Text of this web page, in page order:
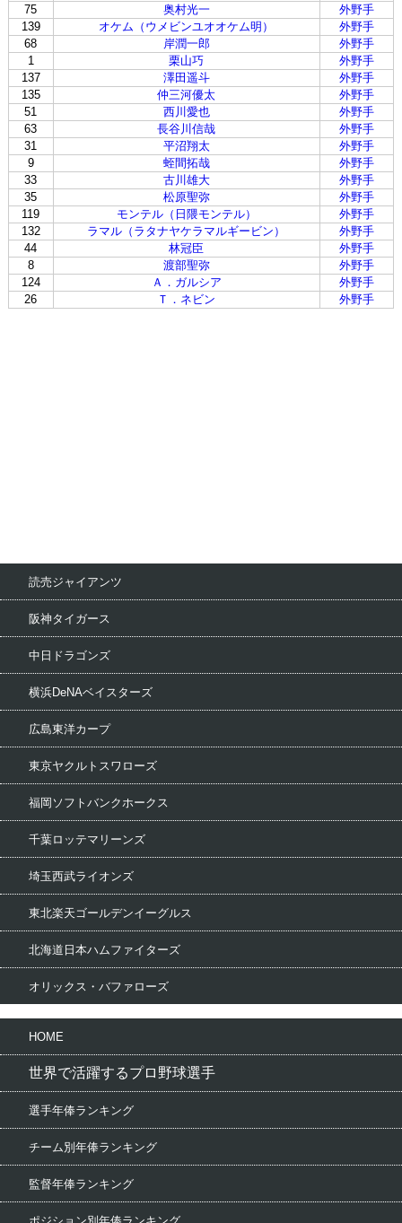
75
奥村光一
外野手
139
オケム（ウメビンユオオケム明）
外野手
68
岸潤一郎
外野手
1
栗山巧
外野手
137
澤田遥斗
外野手
135
仲三河優太
外野手
51
西川愛也
外野手
63
長谷川信哉
外野手
31
平沼翔太
外野手
9
蛭間拓哉
外野手
33
古川雄大
外野手
35
松原聖弥
外野手
119
モンテル（日隈モンテル）
外野手
132
ラマル（ラタナヤケラマルギービン）
外野手
44
林冠臣
外野手
8
渡部聖弥
外野手
124
Ａ．ガルシア
外野手
26
Ｔ．ネビン 外野手
読売ジャイアンツ
阪神タイガース
中日ドラゴンズ
横浜DeNAベイスターズ
広島東洋カープ
東京ヤクルトスワローズ
福岡ソフトバンクホークス
千葉ロッテマリーンズ
埼玉西武ライオンズ
東北楽天ゴールデンイーグルス
北海道日本ハムファイターズ
オリックス・バファローズ
HOME
世界で活躍するプロ野球選手
選手年俸ランキング
チーム別年俸ランキング
監督年俸ランキング